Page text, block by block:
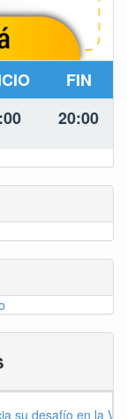
FIN
20:00
su desafío en la